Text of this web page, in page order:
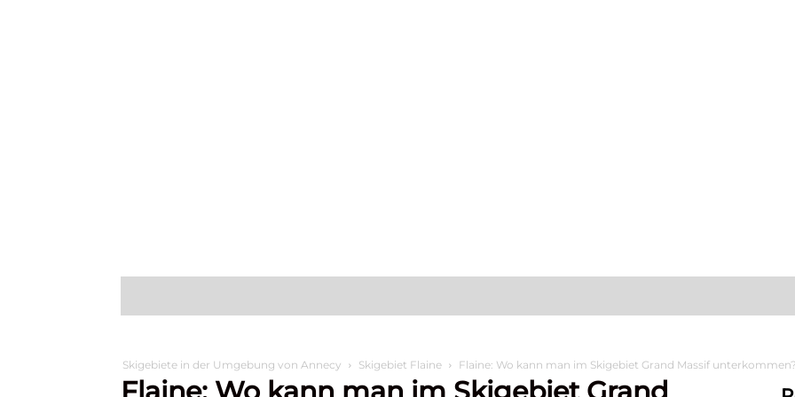
Skigebiete in der Umgebung von Annecy Skigebiet Flaine Flaine: Wo kann man im Skigebiet Grand Massif unterkommen?